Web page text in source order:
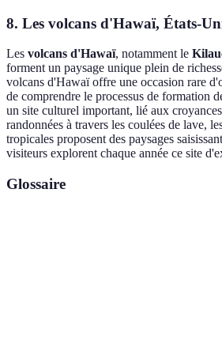
8. Les volcans d'Hawaï, États-
Les volcans d'Hawaï, notamment le
forment un paysage unique plein de
volcans d'Hawaï offre une occasion rare
de comprendre le processus de formation
un site culturel important, lié aux
randonnées à travers les coulées de lave,
tropicales proposent des paysages
visiteurs explorent chaque année ce site
Glossaire